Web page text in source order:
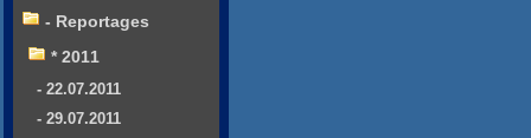
- Reportages
* 2011
- 22.07.2011
- 29.07.2011